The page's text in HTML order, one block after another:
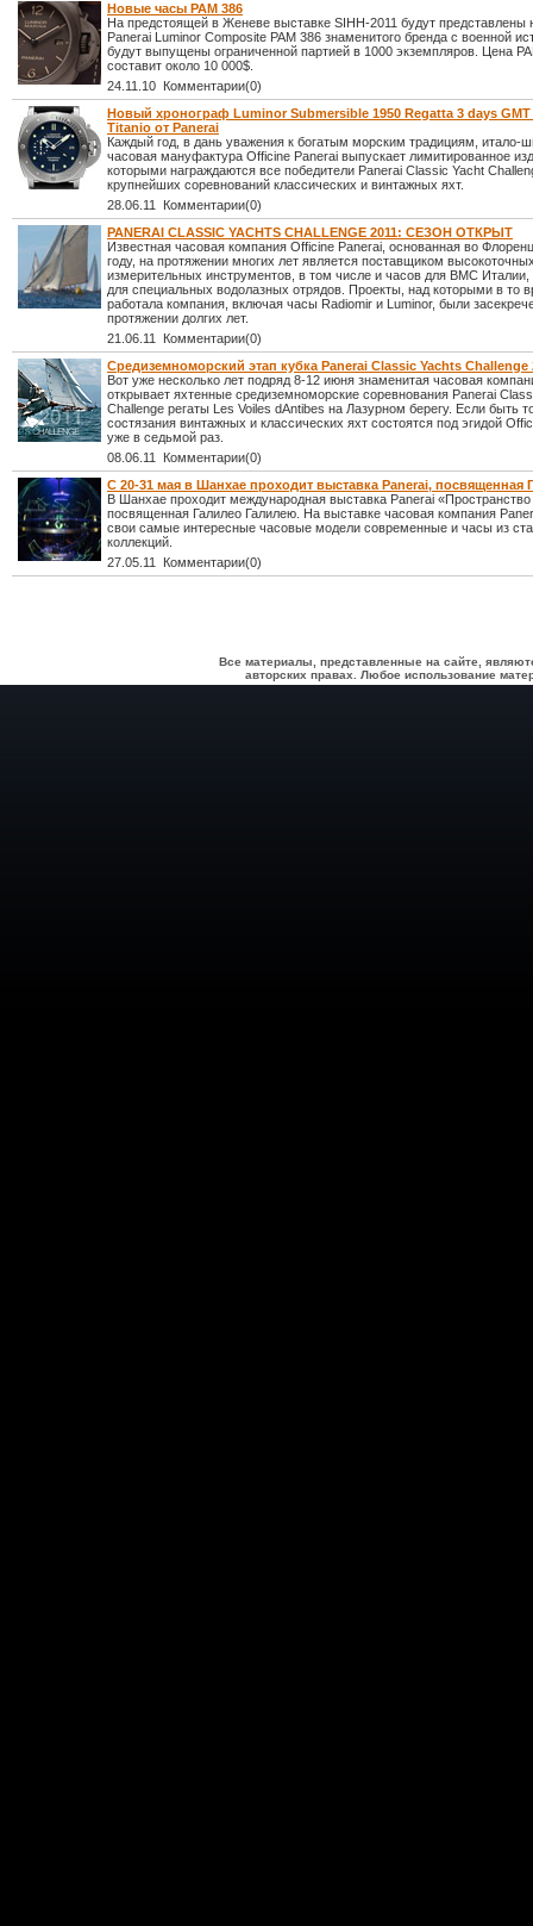
Новые часы PAM 386
На предстоящей в Женеве выставке SIHH-2011 будут представлены
Panerai Luminor Composite PAM 386 знаменитого бренда с военной
будут выпущены ограниченной партией в 1000 экземпляров. Цена
составит около 10 000$.
24.11.10 Комментарии(0)
Новый хронограф Luminor Submersible 1950 Regatta 3 days
Titanio от Panerai
Каждый год, в дань уважения к богатым морским традициям, итало-
часовая мануфактура Officine Panerai выпускает лимитированное
которыми награждаются все победители Panerai Classic Yacht
крупнейших соревнований классических и винтажных яхт.
28.06.11 Комментарии(0)
PANERAI CLASSIC YACHTS CHALLENGE 2011: СЕЗОН ОТКРЫТ
Известная часовая компания Officine Panerai, основанная во
году, на протяжении многих лет является поставщиком
измерительных инструментов, в том числе и часов для ВМС Италии,
для специальных водолазных отрядов. Проекты, над которыми в то
работала компания, включая часы Radiomir и Luminor, были
протяжении долгих лет.
21.06.11 Комментарии(0)
Средиземноморский этап кубка Panerai Classic Yachts Challenge
Вот уже несколько лет подряд 8-12 июня знаменитая часовая
открывает яхтенные средиземноморские соревнования Panerai
Challenge регаты Les Voiles dAntibes на Лазурном берегу. Если быть
состязания винтажных и классических яхт состоятся под эгидой
уже в седьмой раз.
08.06.11 Комментарии(0)
С 20-31 мая в Шанхае проходит выставка Panerai, посвященная
В Шанхае проходит международная выставка Panerai
посвященная Галилео Галилею. На выставке часовая компания
свои самые интересные часовые модели современные и часы из
коллекций.
27.05.11 Комментарии(0)
Все материалы, представленные на сайте,
авторских правах. Любое использование